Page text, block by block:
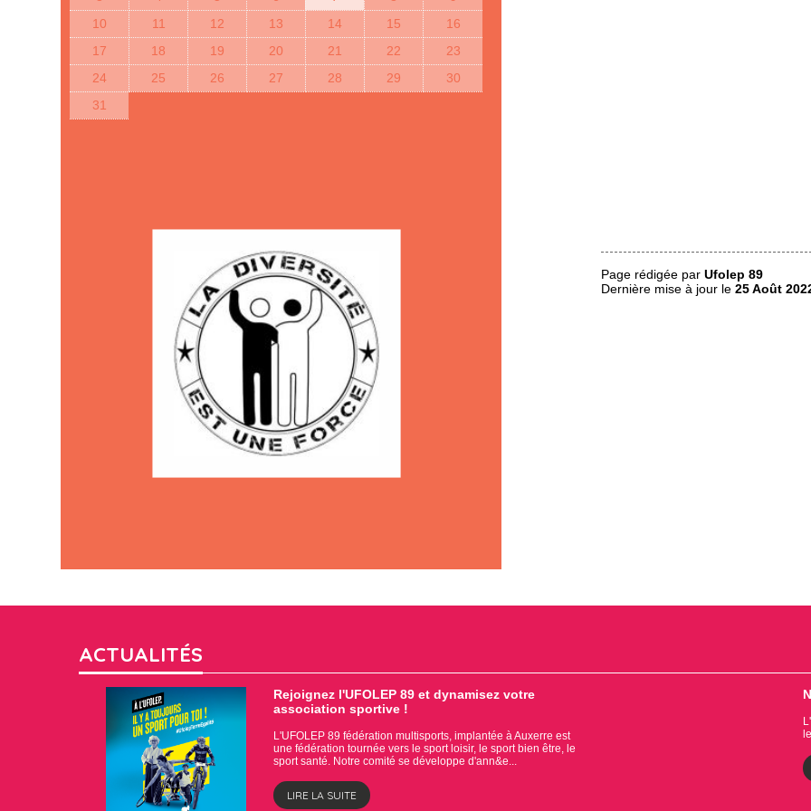
10
11 12 13 14 15
16
17
18 19 20 21 22
23
24
25 26 27 28 29
30
31
Page rédigée par Ufolep 89
Dernière mise à jour le 25 Août
ACTUALITÉS
Rejoignez l'UFOLEP 89 et dynamisez votre
association sportive !
L'UFOLEP 89 fédération multisports, implantée à Auxerre est
une fédération tournée vers le sport loisir, le sport bien être, le
sport santé. Notre comité se développe d'ann&e...
LIRE LA SUITE